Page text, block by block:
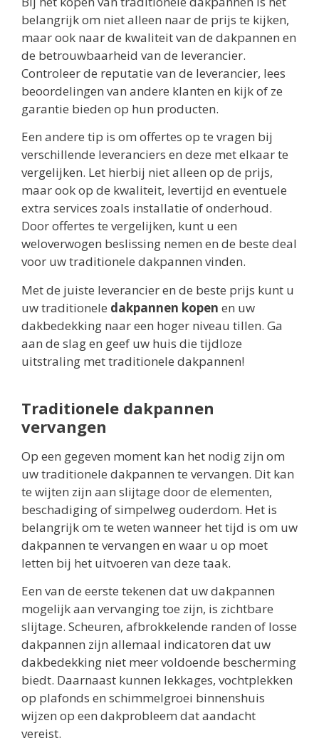
belangrijk om niet alleen naar de prijs te kijken,
maar ook naar de kwaliteit van de dakpannen en
de betrouwbaarheid van de leverancier.
Controleer de reputatie van de leverancier, lees
beoordelingen van andere klanten en kijk of ze
garantie bieden op hun producten.
Een andere tip is om offertes op te vragen bij
verschillende leveranciers en deze met elkaar te
vergelijken. Let hierbij niet alleen op de prijs,
maar ook op de kwaliteit, levertijd en eventuele
extra services zoals installatie of onderhoud.
Door offertes te vergelijken, kunt u een
weloverwogen beslissing nemen en de beste deal
voor uw traditionele dakpannen vinden.
Met de juiste leverancier en de beste prijs kunt u
uw traditionele dakpannen kopen en uw
dakbedekking naar een hoger niveau tillen. Ga
aan de slag en geef uw huis die tijdloze
uitstraling met traditionele dakpannen!
Traditionele dakpannen
vervangen
Op een gegeven moment kan het nodig zijn om
uw traditionele dakpannen te vervangen. Dit kan
te wijten zijn aan slijtage door de elementen,
beschadiging of simpelweg ouderdom. Het is
belangrijk om te weten wanneer het tijd is om uw
dakpannen te vervangen en waar u op moet
letten bij het uitvoeren van deze taak.
Een van de eerste tekenen dat uw dakpannen
mogelijk aan vervanging toe zijn, is zichtbare
slijtage. Scheuren, afbrokkelende randen of losse
dakpannen zijn allemaal indicatoren dat uw
dakbedekking niet meer voldoende bescherming
biedt. Daarnaast kunnen lekkages, vochtplekken
op plafonds en schimmelgroei binnenshuis
wijzen op een dakprobleem dat aandacht
vereist.